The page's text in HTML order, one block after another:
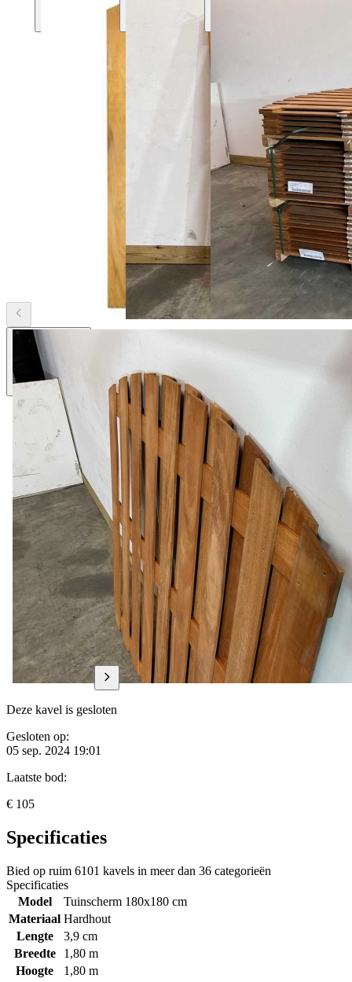
Deze kavel is gesloten
Gesloten op:
05 sep. 2024 19:01
Laatste bod:
€ 105
Specificaties
Bied op ruim 6101 kavels in meer dan 36 categorieën
Specificaties
Model
Tuinscherm 180x180 cm
Materiaal Hardhout
Lengte
3,9 cm
Breedte
1,80 m
Hoogte
1,80 m